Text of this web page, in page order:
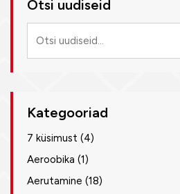
Otsi uudiseid
uudiseid
Kategooriad
7 küsimust (4)
Aeroobika (1)
Aerutamine (18)